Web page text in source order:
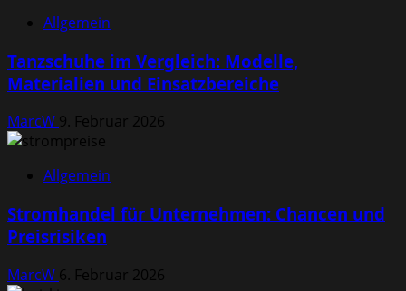
Allgemein
Tanzschuhe im Vergleich: Modelle,
Materialien und Einsatzbereiche
MarcW 9. Februar 2026
Allgemein
Stromhandel für Unternehmen: Chancen und
Preisrisiken
MarcW 6. Februar 2026